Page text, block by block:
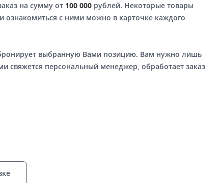
на сумму от 100 000рублей. Некоторые товары
ознакомиться с ними можно в карточке каждого
выбранную Вами позицию. Вам нужно лишь
свяжется персональный менеджер, обработает заказ